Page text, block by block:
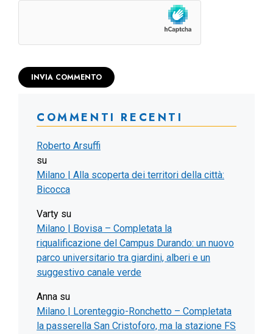
COMMENTI RECENTI
Roberto Arsuffi
su
Milano | Alla scoperta dei territori della città:
Bicocca
Varty su
Milano | Bovisa – Completata la
riqualificazione del Campus Durando: un nuovo
parco universitario tra giardini, alberi e un
suggestivo canale verde
Anna su
Milano | Lorenteggio-Ronchetto – Completata
la passerella San Cristoforo, ma la stazione FS